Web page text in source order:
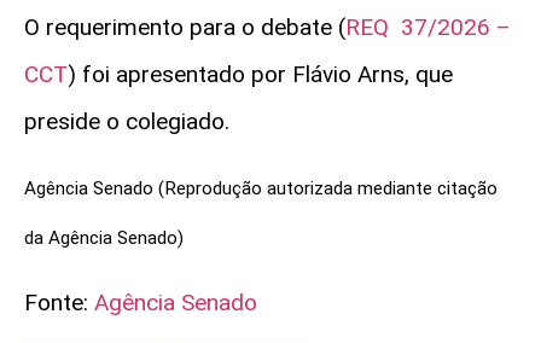
O requerimento para o debate (REQ 37/2026 –
CCT) foi apresentado por Flávio Arns, que
preside o colegiado.
Agência Senado (Reprodução autorizada mediante citação
da Agência Senado)
Fonte: Agência Senado